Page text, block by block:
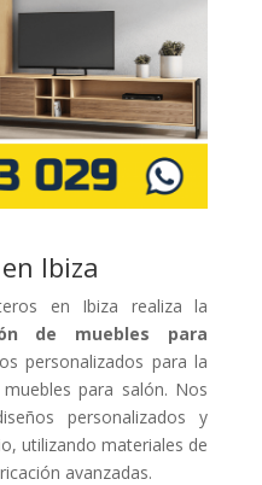
Ibiza
en Ibiza realiza la
de muebles para
personalizados para la
para salón. Nos
personalizados y
utilizando materiales de
avanzadas.